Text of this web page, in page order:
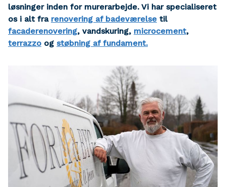
løsninger inden for murerarbejde. Vi har specialiseret
os i alt fra renovering af badeværelse til
facaderenovering, vandskuring, microcement,
terrazzo og støbning af fundament.